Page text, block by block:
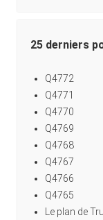
25 derniers
Q4772
Q4771
Q4770
Q4769
Q4768
Q4767
Q4766
Q4765
Le plan de